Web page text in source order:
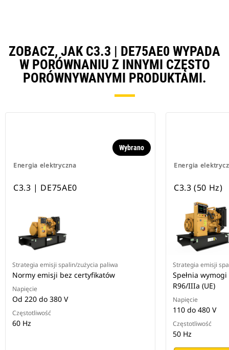
ZOBACZ, JAK C3.3 | DE75AE0 WYPADA
W PORÓWNANIU Z INNYMI CZĘSTO
PORÓWNYWANYMI PRODUKTAMI.
Energia elektryczna
Wybrano
C3.3 | DE75AE0
Strategia emisji spalin/zużycia paliwa
Normy emisji bez certyfikatów
Napięcie
Od 220 do 380 V
Częstotliwość
60 Hz
Energia
C3.3 (50 Hz)
Strategia emisji
Spełnia
R96/IIIa (UE)
Napięcie
110 do 480 V
Częstotliwość
50 Hz